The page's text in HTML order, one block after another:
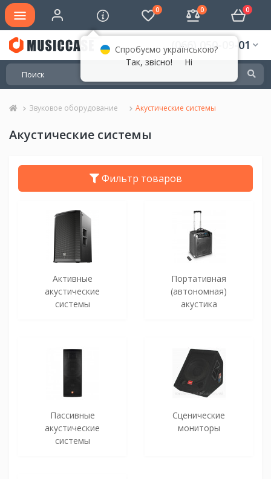
0 0 0
(066) 050-09-01
Звуковое оборудование Акустические системы
Акустические системы
Фильтр товаров
Активные
акустические
системы
Портативная
(автономная)
акустика
Пассивные
акустические
системы
Сценические
мониторы
Спробуємо українською?
Так, звісно!
Ні